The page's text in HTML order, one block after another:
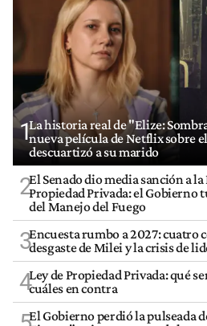
1La historia real de "Elize:
nueva película de Netflix sobre
descuartizó a su marido
2El Senado dio media sanción a
Propiedad Privada: el Gobierno
del Manejo del Fuego
3Encuesta rumbo a 2027: cuatro
desgaste de Milei y la crisis de
4Ley de Propiedad Privada: qué
cuáles en contra
El Gobierno perdió la pulseada